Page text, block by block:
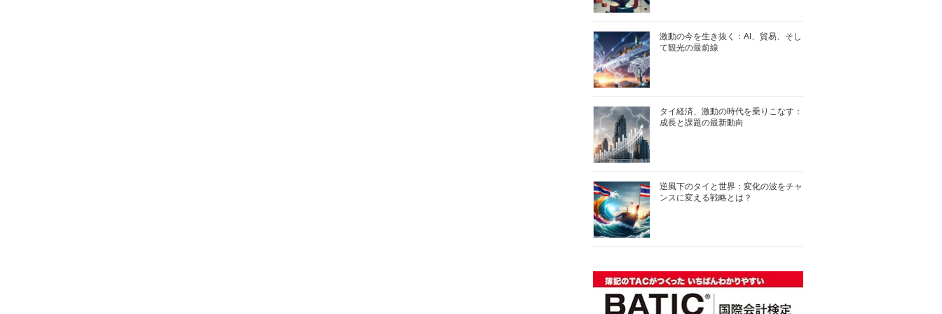
激動の今を生き抜く：AI、貿易、そし
て観光の最前線
タイ経済、激動の時代を乗りこなす：
成長と課題の最新動向
逆風下のタイと世界：変化の波をチャ
ンスに変える戦略とは？